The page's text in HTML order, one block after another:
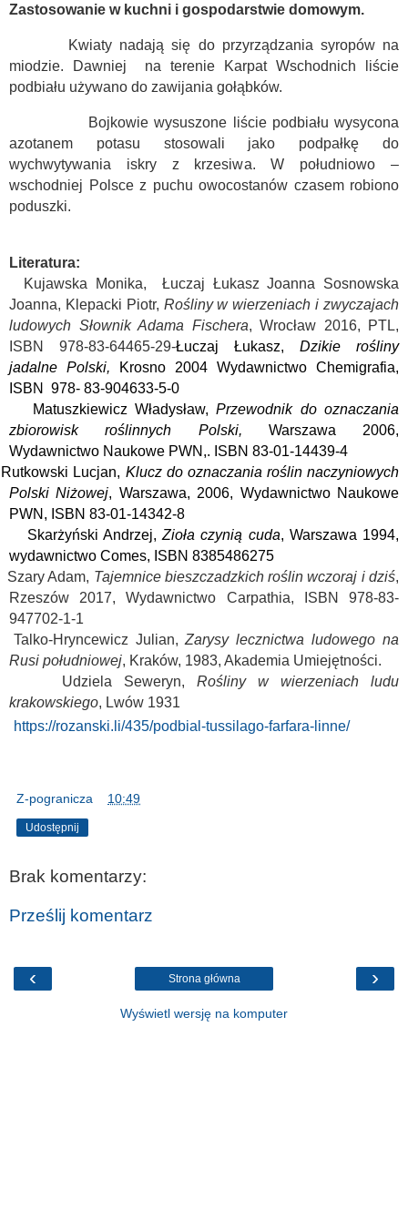
Zastosowanie w kuchni i gospodarstwie domowym.
Kwiaty nadają się do przyrządzania syropów na
miodzie. Dawniej
na terenie Karpat Wschodnich liście
podbiału używano do zawijania gołąbków.
Bojkowie wysuszone liście podbiału wysycona
azotanem potasu stosowali jako podpałkę do
wychwytywania iskry z krzesiwa. W południowo –
wschodniej Polsce z puchu owocostanów czasem robiono
poduszki.
Literatura:
Kujawska Monika,
Łuczaj Łukasz Joanna Sosnowska
Joanna, Klepacki Piotr, Rośliny w wierzeniach i zwyczajach
ludowych Słownik Adama Fischera, Wrocław 2016, PTL,
ISBN 978-83-64465-29-Łuczaj Łukasz, Dzikie rośliny
jadalne Polski, Krosno 2004 Wydawnictwo Chemigrafia,
ISBN
978- 83-904633-5-0
Władysław,Przewodnik do oznaczania
zbiorowisk roślinnych Polski, Warszawa 2006,
Wydawnictwo Naukowe PWN,. ISBN 83-01-14439-4
Lucjan, Klucz do oznaczania roślin naczyniowych
Polski Niżowej, Warszawa, 2006, Wydawnictwo Naukowe
PWN, ISBN 83-01-14342-8
Andrzej,Zioła czynią cuda, Warszawa 1994,
wydawnictwo Comes, ISBN 8385486275
Szary Adam, Tajemnice bieszczadzkich roślin wczoraj i dziś,
Rzeszów 2017, Wydawnictwo Carpathia, ISBN 978-83-
947702-1-1
Talko-Hryncewicz Julian,Zarysy lecznictwa ludowego na
Rusi południo­wej, Kraków, 1983, Akademia Umiejętności.
Udziela Seweryn,Rośliny w wierzeniach ludu
krakowskiego, Lwów 1931
https://rozanski.li/435/podbial-tussilago-farfara-linne/
Z-pogranicza 10:49
Udostępnij
Brak komentarzy:
Prześlij komentarz
‹ ›
Strona główna
Wyświetl wersję na komputer